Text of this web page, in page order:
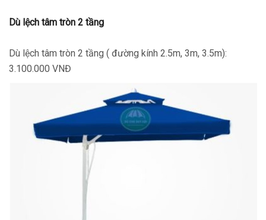
Dù lệch tâm tròn 2 tầng
Dù lệch tâm tròn 2 tầng ( đường kính 2.5m, 3m, 3.5m):
3.100.000 VNĐ